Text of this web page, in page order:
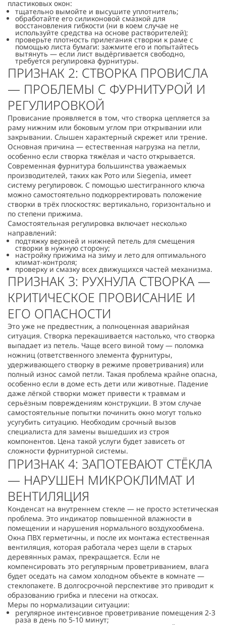
пластиковых окон:
тщательно вымойте и высушите уплотнитель;
обработайте его силиконовой смазкой для
восстановления гибкости (ни в коем случае не
используйте средства на основе растворителей);
проверьте плотность прилегания створки к раме с
помощью листа бумаги: зажмите его и попытайтесь
вытянуть — если лист выдёргивается свободно,
требуется регулировка фурнитуры.
ПРИЗНАК 2: СТВОРКА ПРОВИСЛА
— ПРОБЛЕМЫ С ФУРНИТУРОЙ И
РЕГУЛИРОВКОЙ
Провисание проявляется в том, что створка цепляется за
раму нижним или боковым углом при открывании или
закрывании. Слышен характерный скрежет или трение.
Основная причина — естественная нагрузка на петли,
особенно если створка тяжёлая и часто открывается.
Современная фурнитура большинства уважаемых
производителей, таких как Рото или Siegenia, имеет
систему регулировок. С помощью шестигранного ключа
можно самостоятельно подкорректировать положение
створки в трёх плоскостях: вертикально, горизонтально и
по степени прижима.
Самостоятельная регулировка включает несколько
направлений:
подтяжку верхней и нижней петель для смещения
створки в нужную сторону;
настройку прижима на зиму и лето для оптимального
климат-контроля;
проверку и смазку всех движущихся частей механизма.
ПРИЗНАК 3: РУХНУЛА СТВОРКА —
КРИТИЧЕСКОЕ ПРОВИСАНИЕ И
ЕГО ОПАСНОСТИ
Это уже не предвестник, а полноценная аварийная
ситуация. Створка перекашивается настолько, что створка
выпадает из петель. Чаще всего виной тому — поломка
ножниц (ответственного элемента фурнитуры,
удерживающего створку в режиме проветривания) или
полный износ самой петли. Такая проблема крайне опасна,
особенно если в доме есть дети или животные. Падение
даже лёгкой створки может привести к травмам и
серьёзным повреждениям конструкции. В этом случае
самостоятельные попытки починить окно могут только
усугубить ситуацию. Необходим срочный вызов
специалиста для замены вышедших из строя
компонентов. Цена такой услуги будет зависеть от
сложности фурнитурной системы.
ПРИЗНАК 4: ЗАПОТЕВАЮТ СТЁКЛА
— НАРУШЕН МИКРОКЛИМАТ И
ВЕНТИЛЯЦИЯ
Конденсат на внутреннем стекле — не просто эстетическая
проблема. Это индикатор повышенной влажности в
помещении и нарушения нормального воздухообмена.
Окна ПВХ герметичны, и после их монтажа естественная
вентиляция, которая работала через щели в старых
деревянных рамах, прекращается. Если не
компенсировать это регулярным проветриванием, влага
будет оседать на самом холодном объекте в комнате —
стеклопакете. В долгосрочной перспективе это приводит к
образованию грибка и плесени на откосах.
Меры по нормализации ситуации:
регулярное интенсивное проветривание помещения 2-3
раза в день по 5-10 минут;